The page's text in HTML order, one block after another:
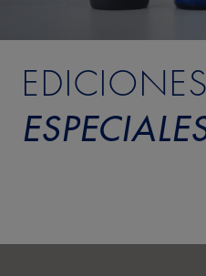
EDICIONES